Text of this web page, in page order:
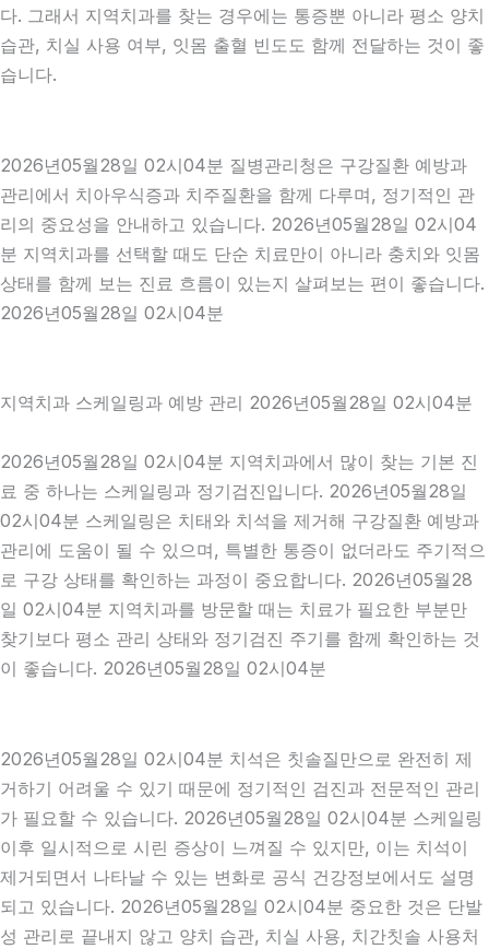
다. 그래서 지역치과를 찾는 경우에는 통증뿐 아니라 평소 양치
습관, 치실 사용 여부, 잇몸 출혈 빈도도 함께 전달하는 것이 좋
습니다.
2026년05월28일 02시04분 질병관리청은 구강질환 예방과
관리에서 치아우식증과 치주질환을 함께 다루며, 정기적인 관
리의 중요성을 안내하고 있습니다. 2026년05월28일 02시04
분 지역치과를 선택할 때도 단순 치료만이 아니라 충치와 잇몸
상태를 함께 보는 진료 흐름이 있는지 살펴보는 편이 좋습니다.
2026년05월28일 02시04분
지역치과 스케일링과 예방 관리 2026년05월28일 02시04분
2026년05월28일 02시04분 지역치과에서 많이 찾는 기본 진
료 중 하나는 스케일링과 정기검진입니다. 2026년05월28일
02시04분 스케일링은 치태와 치석을 제거해 구강질환 예방과
관리에 도움이 될 수 있으며, 특별한 통증이 없더라도 주기적으
로 구강 상태를 확인하는 과정이 중요합니다. 2026년05월28
일 02시04분 지역치과를 방문할 때는 치료가 필요한 부분만
찾기보다 평소 관리 상태와 정기검진 주기를 함께 확인하는 것
이 좋습니다. 2026년05월28일 02시04분
2026년05월28일 02시04분 치석은 칫솔질만으로 완전히 제
거하기 어려울 수 있기 때문에 정기적인 검진과 전문적인 관리
가 필요할 수 있습니다. 2026년05월28일 02시04분 스케일링
이후 일시적으로 시린 증상이 느껴질 수 있지만, 이는 치석이
제거되면서 나타날 수 있는 변화로 공식 건강정보에서도 설명
되고 있습니다. 2026년05월28일 02시04분 중요한 것은 단발
성 관리로 끝내지 않고 양치 습관, 치실 사용, 치간칫솔 사용처